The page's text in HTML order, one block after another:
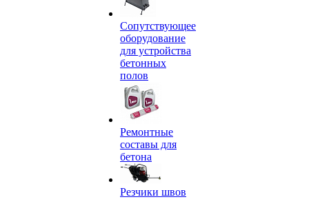
Сопутствующее
оборудование
для устройства
бетонных
полов
Ремонтные
составы для
бетона
Резчики швов